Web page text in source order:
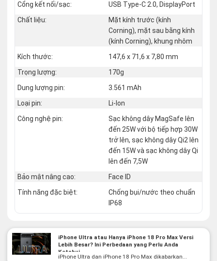
Cổng kết nối/sạc:
USB Type-C 2.0, DisplayPort
Chất liệu:
Mặt kính trước (kính
Corning), mặt sau bằng kính
(kính Corning), khung nhôm
Kích thước:
147,6 x 71,6 x 7,80 mm
Trọng lượng:
170g
Dung lượng pin:
3.561 mAh
Loại pin:
Li-Ion
Công nghệ pin:
Sạc không dây MagSafe lên
đến 25W với bộ tiếp hợp 30W
trở lên, sạc không dây Qi2 lên
đến 15W và sạc không dây Qi
lên đến 7,5W
Bảo mật nâng cao:
Face ID
Tính năng đặc biệt:
Chống bụi/nước theo chuẩn
IP68
iPhone Ultra atau Hanya iPhone 18 Pro Max Versi
Lebih Besar? Ini Perbedaan yang Perlu Anda
Ketahui
iPhone Ultra dan iPhone 18 Pro Max dikabarkan...